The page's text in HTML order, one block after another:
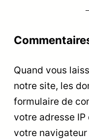
Quand vous
notre site, les
formulaire de
votre adresse IP
votre